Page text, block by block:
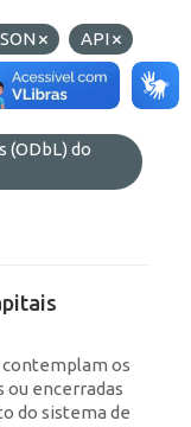
API
ROF
(ODbL) do
os
ou encerradas
do sistema de